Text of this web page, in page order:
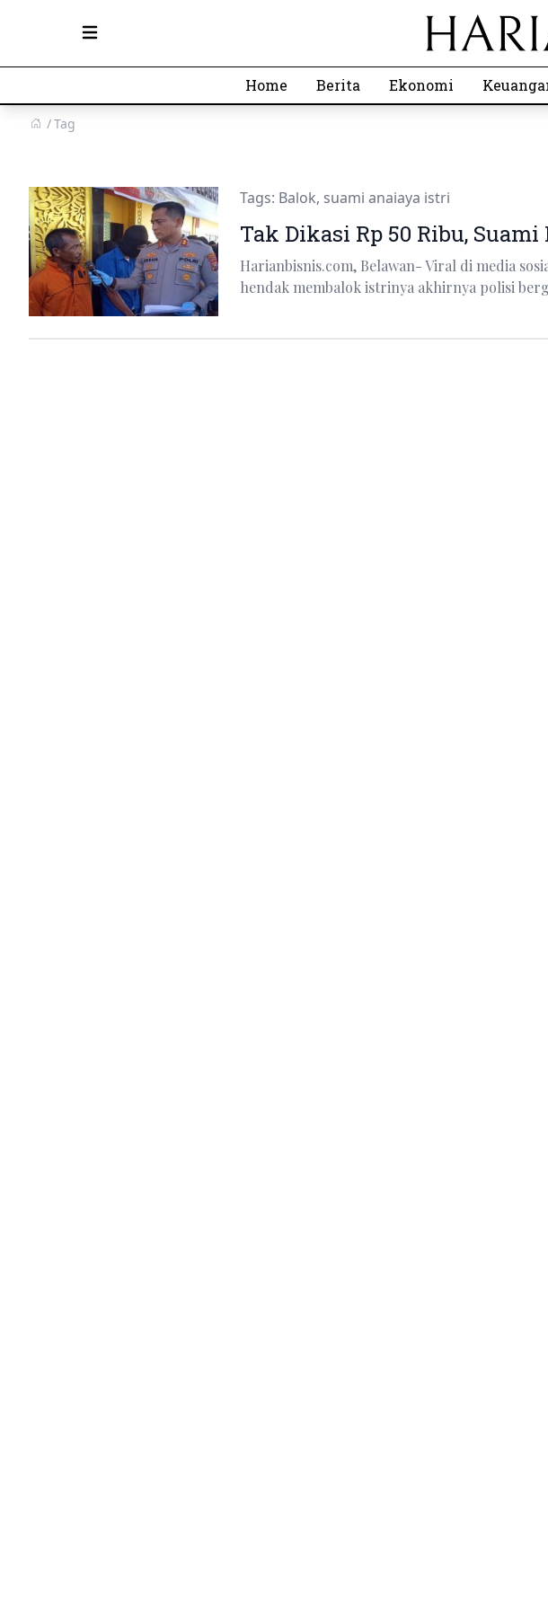
Open main menu
Home Berita Ekonomi
Tag
Tags: Balok, suami anaiaya istri
Tak Dikasi Rp 50 Ribu,
Harianbisnis.com, Belawan- Viral di media
hendak membalok istrinya akhirnya polisi